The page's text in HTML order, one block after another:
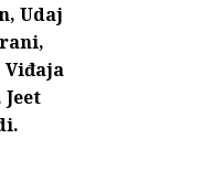
Udaj
Viđaja